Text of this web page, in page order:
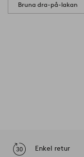
Bruna dra-på-lakan
Enkel retur